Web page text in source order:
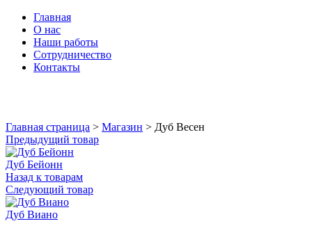
Главная
О нас
Наши работы
Сотрудничество
Контакты
Главная страница > Магазин > Дуб Весен
Предыдущий товар
Дуб Бейонн
Назад к товарам
Следующий товар
Дуб Виано